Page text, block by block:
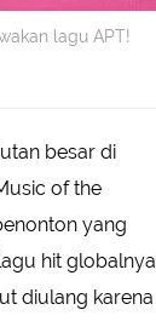
lagu APT!
besar di
of the
yang
hit globalnya
diulang karena